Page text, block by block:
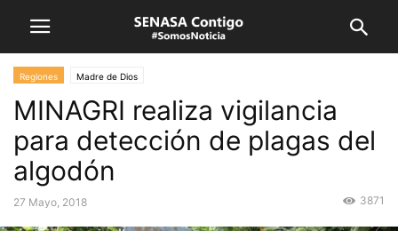
Regiones Madre de Dios
MINAGRI realiza vigilancia
para detección de plagas del
algodón
27 Mayo, 2018 3871